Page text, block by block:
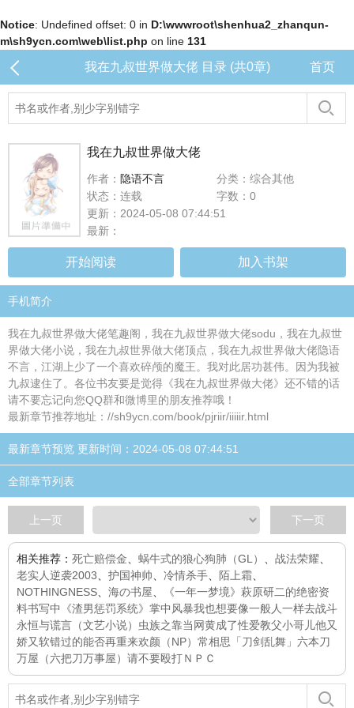
Notice: Undefined offset: 0 in D:\wwwroot\shenhua2_zhanqun-
m\sh9ycn.com\web\list.php on line 131
我在九叔世界做大佬 目录 (共0章) 首页
我在九叔世界做大佬
作者： 隐语不言
分类：综合其他
状态：连载
字数：0
更新：2024-05-08 07:44:51
最新：
开始阅读 加入书架
手机简介
我在九叔世界做大佬笔趣阁，我在九叔世界做大佬sodu，我在九叔世
界做大佬小说，我在九叔世界做大佬顶点，我在九叔世界做大佬隐语
不言，江湖上少了一个喜欢碎颅的魔王。我对此居功甚伟。因为我被
九叔逮住了。各位书友要是觉得《我在九叔世界做大佬》还不错的话
请不要忘记向您QQ群和微博里的朋友推荐哦！
最新章节推荐地址：//sh9ycn.com/book/pjriir/iiiiir.html
最新章节预览 更新时间：2024-05-08 07:44:51
全部章节列表
上一页 下一页
相关推荐： 死亡赔偿金 蜗牛式的狼心狗肺（GL） 战法荣耀
老实人逆袭2003
护国神帅 冷情杀手 陌上霜
NOTHINGNESS
海の书屋 《一年一梦境》 萩原研二的绝密资
料书写中
《渣男惩罚系统》 掌中风暴我也想要像一般人一样去战斗
永恒与谎言（文艺小说） 虫族之靠当网黄成了性爱教父小哥儿他又
娇又软错过的能否再重来欢颜（NP） 常相思 「刀剑乱舞」六本刀
万屋（六把刀万事屋） 请不要殴打ＮＰＣ